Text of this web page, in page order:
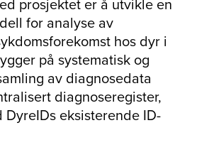
for analyse av
hos dyr i
på systematisk og
av diagnosedata
diagnoseregister,
eksisterende ID-